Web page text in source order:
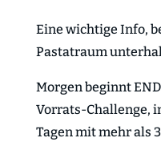
Eine wichtige Info,
Pastatraum
Morgen beginnt
Vorrats-Challenge,
Tagen mit mehr als